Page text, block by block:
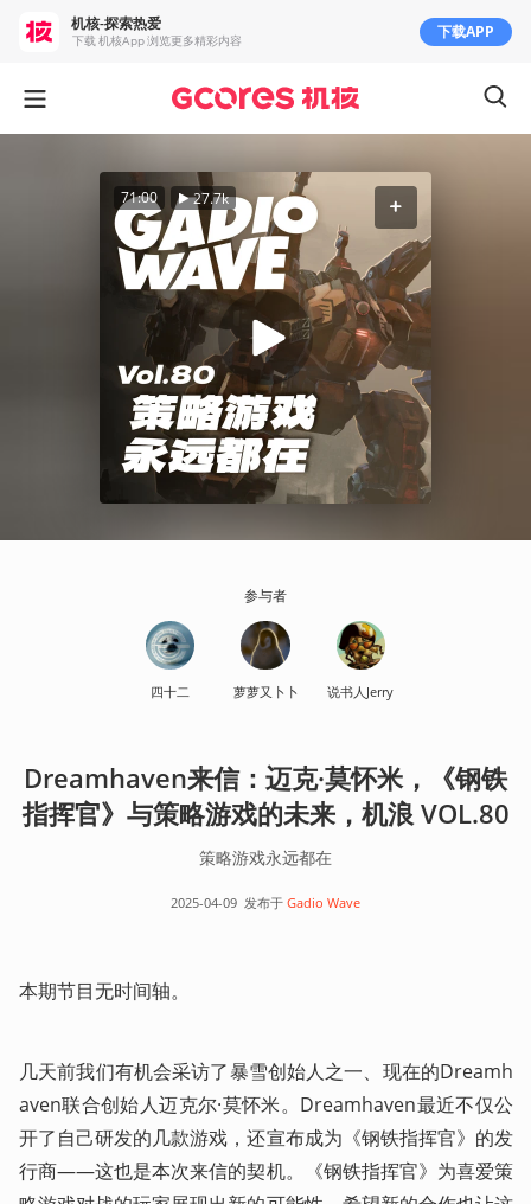
71:00 27.7k
参与者
四十二 萝萝又卜卜 说书人Jerry
Dreamhaven来信：迈克·莫怀米，《钢铁
指挥官》与策略游戏的未来，机浪 VOL.80
策略游戏永远都在
2025-04-09 发布于 Gadio Wave
本期节目无时间轴。
几天前我们有机会采访了暴雪创始人之一、现在的Dreamh
aven联合创始人迈克尔·莫怀米。Dreamhaven最近不仅公
开了自己研发的几款游戏，还宣布成为《钢铁指挥官》的发
行商——这也是本次来信的契机。《钢铁指挥官》为喜爱策
机核-探索热爱
下载 机核App 浏览更多精彩内容 下载APP